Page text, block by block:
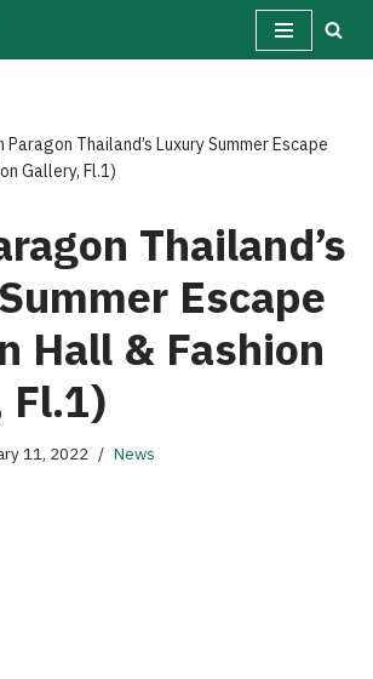
Paragon Thailand’s Luxury Summer Escape
Gallery, Fl.1)
Thailand’s
Escape
Hall & Fashion
Fl.1)
11, 2022 News